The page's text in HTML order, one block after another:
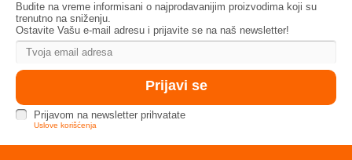
Budite na vreme informisani o najprodavanijim proizvodima koji su
trenutno na sniženju.
Ostavite Vašu e-mail adresu i prijavite se na naš newsletter!
Prijavom na newsletter prihvatate
Uslove korišćenja